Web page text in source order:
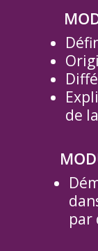
de
par